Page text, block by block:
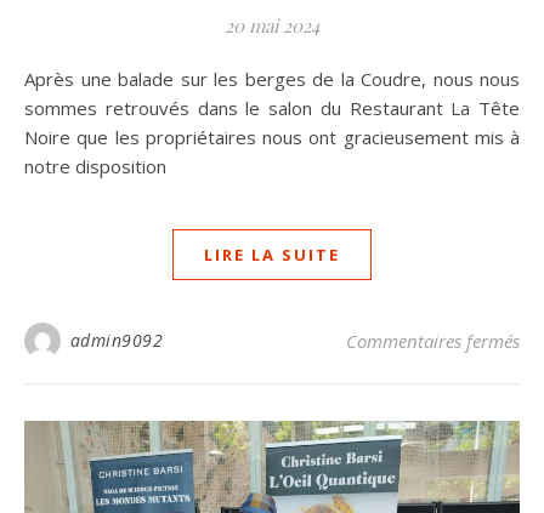
20 mai 2024
Après une balade sur les berges de la Coudre, nous nous
sommes retrouvés dans le salon du Restaurant La Tête
Noire que les propriétaires nous ont gracieusement mis à
notre disposition
LIRE LA SUITE
admin9092 Commentaires fermés